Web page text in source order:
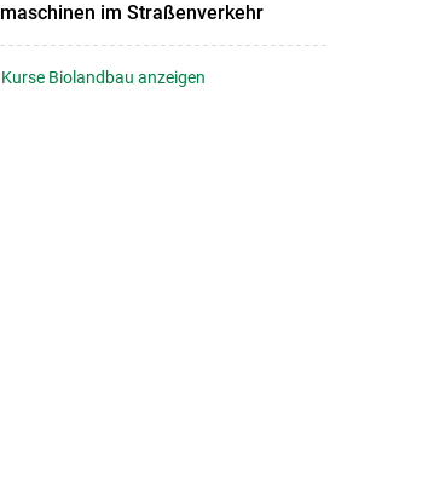
im Straßenverkehr
Biolandbau anzeigen